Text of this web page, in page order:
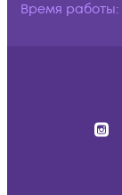
Время работы: